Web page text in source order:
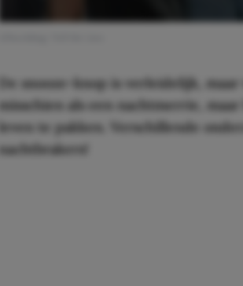
De snooze-knop is verleidelijk,
misschien als een nachtmerrie,
leven te pakken. Verschillende
nachtbrakers!